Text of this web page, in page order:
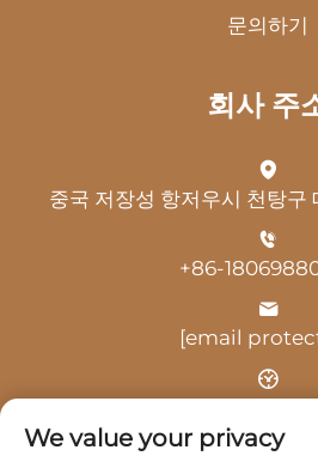
문의하기
회사 주
중국 저장성 항저우시 천탕구
+86-
[email
We value your privacy